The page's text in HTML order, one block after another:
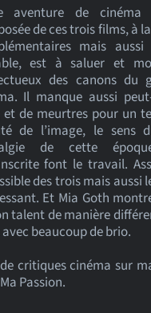
aventure de cinéma
de ces trois films, à
mais
est à saluer et
des canons du
Il manque aussi
et de meurtres pour un
de l’image, le sens
de cette
font le travail.
des trois mais aussi
Et Mia Goth
talent de manière
beaucoup de brio.
critiques cinéma sur
Passion.